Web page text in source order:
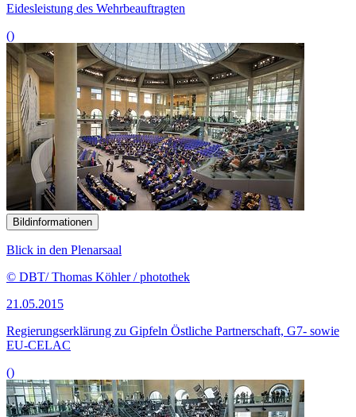
Eidesleistung des Wehrbeauftragten
()
Bildinformationen
Blick in den Plenarsaal
© DBT/ Thomas Köhler / photothek
21.05.2015
Regierungserklärung zu Gipfeln Östliche Partnerschaft, G7- sowie
EU-CELAC
()